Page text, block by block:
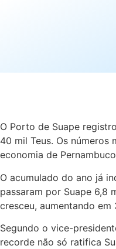
O Porto de Suape
40 mil Teus. Os números
economia de
O acumulado do ano já
passaram por Suape 6,8
cresceu, aumentando em
Segundo o vice-
recorde não só ratifica